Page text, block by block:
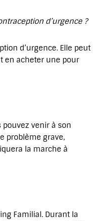
d’urgence ?
d’urgence. Elle peut
en acheter une pour
venir à son
problème grave,
la marche à
Familial. Durant la